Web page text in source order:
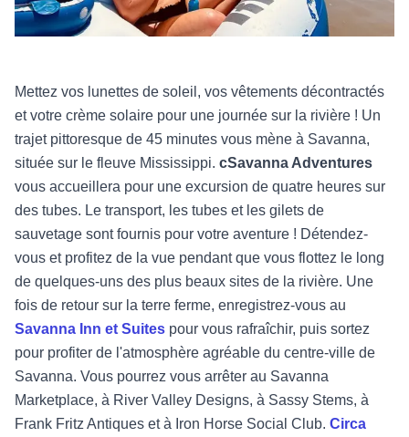
Mettez vos lunettes de soleil, vos vêtements décontractés
et votre crème solaire pour une journée sur la rivière ! Un
trajet pittoresque de 45 minutes vous mène à Savanna,
située sur le fleuve Mississippi. cSavanna Adventures
vous accueillera pour une excursion de quatre heures sur
des tubes. Le transport, les tubes et les gilets de
sauvetage sont fournis pour votre aventure ! Détendez-
vous et profitez de la vue pendant que vous flottez le long
de quelques-uns des plus beaux sites de la rivière. Une
fois de retour sur la terre ferme, enregistrez-vous au
Savanna Inn et Suites pour vous rafraîchir, puis sortez
pour profiter de l'atmosphère agréable du centre-ville de
Savanna. Vous pourrez vous arrêter au Savanna
Marketplace, à River Valley Designs, à Sassy Stems, à
Frank Fritz Antiques et à Iron Horse Social Club. Circa